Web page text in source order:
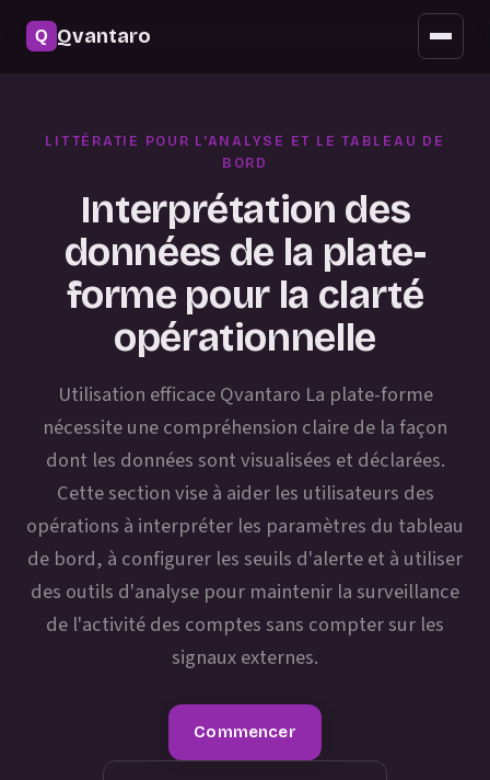
Qvantaro
Accès mobile
FAQ
LITTÉRATIE POUR L'ANALYSE ET LE TABLEAU DE
BORD
Interprétation des
données de la plate-
forme pour la clarté
opérationnelle
Utilisation efficace Qvantaro La plate-forme
nécessite une compréhension claire de la façon
dont les données sont visualisées et déclarées.
Cette section vise à aider les utilisateurs des
opérations à interpréter les paramètres du tableau
de bord, à configurer les seuils d'alerte et à utiliser
des outils d'analyse pour maintenir la surveillance
de l'activité des comptes sans compter sur les
signaux externes.
Commencer